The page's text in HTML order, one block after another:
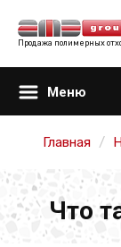
Продажа полимерных
Меню
Главная
Что